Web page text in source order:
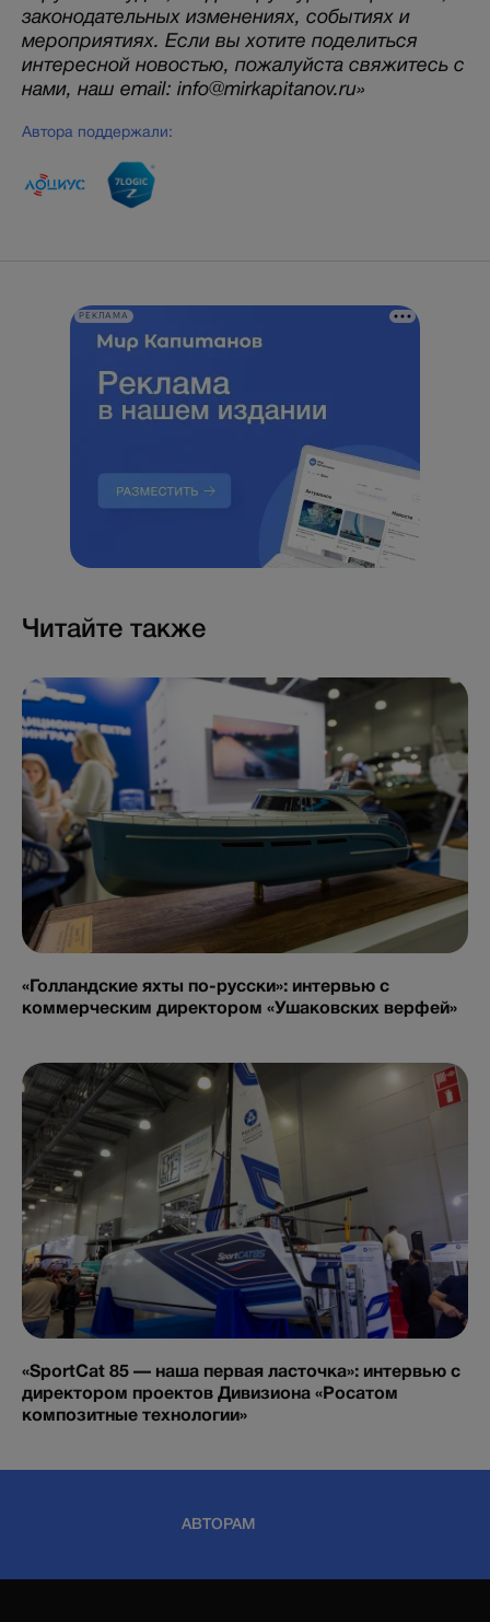
законодательных изменениях, событиях и
мероприятиях. Если вы хотите поделиться
интересной новостью, пожалуйста свяжитесь с
нами, наш email: info@mirkapitanov.ru»
Автора поддержали:
РЕКЛАМА
Читайте также
«Голландские яхты по-русски»: интервью с
коммерческим директором «Ушаковских верфей»
«SportCat 85 — наша первая ласточка»: интервью с
директором проектов Дивизиона «Росатом
композитные технологии»
АВТОРАМ